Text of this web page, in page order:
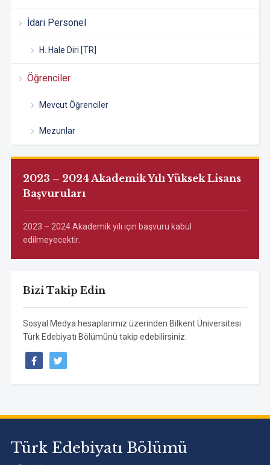
İdari Personel
H. Hale Diri [TR]
Öğrenciler
Mevcut Öğrenciler
Mezunlar
2023 – 2024 Akademik Yılı Yüksek Lisans
Başvuruları
2023 – 2024 Akademik yılı için başvuru kabul
edilmeyecektir.
Bizi Takip Edin
Sosyal Medya hesaplarımız üzerinden Bilkent Üniversitesi
Türk Edebiyatı Bölümünü takip edebilirsiniz.
facebooktwitter
Türk Edebiyatı Bölümü